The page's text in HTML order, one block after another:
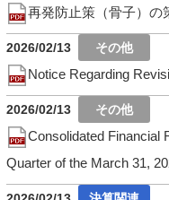
再発防止策（骨子）の
2026/02/13
Notice Regarding
2026/02/13
Consolidated Financial
Quarter of the March 31,